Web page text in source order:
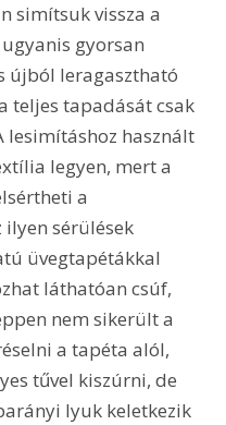
simítsuk vissza a
gyorsan
újból leragasztható
teljes tapadását csak
lesimításhoz használt
legyen, mert a
a
sérülések
üvegtapétákkal
láthatóan csúf,
nem sikerült a
a tapéta alól,
tűvel kiszúrni, de
lyuk keletkezik